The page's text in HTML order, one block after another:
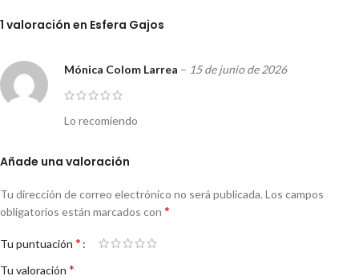
1 valoración en Esfera Gajos
Mónica Colom Larrea – 15 de junio de 2026
Lo recomiendo
Añade una valoración
Tu dirección de correo electrónico no será publicada. Los campos
obligatorios están marcados con *
Tu puntuación *
Tu valoración *